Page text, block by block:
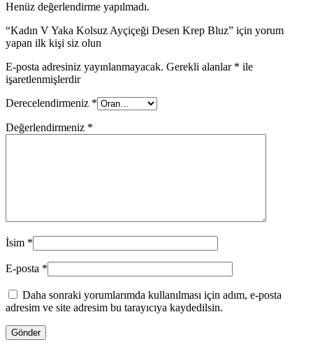
Henüz değerlendirme yapılmadı.
“Kadın V Yaka Kolsuz Ayçiçeği Desen Krep Bluz” için yorum
yapan ilk kişi siz olun
E-posta adresiniz yayınlanmayacak. Gerekli alanlar * ile
işaretlenmişlerdir
Derecelendirmeniz *
Değerlendirmeniz *
İsim *
E-posta *
Daha sonraki yorumlarımda kullanılması için adım, e-posta
adresim ve site adresim bu tarayıcıya kaydedilsin.